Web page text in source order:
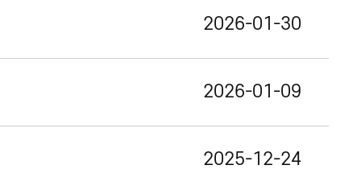
2026-01-30
2026-01-09
2025-12-24